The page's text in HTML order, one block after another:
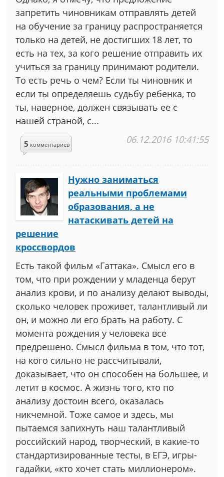
запретить чиновникам отправлять детей
на обучение за границу распространяется
только на детей, не достигших 18 лет, то
есть на тех, за кого решение отправить их
учиться за границу принимают родители.
То есть речь о чем? Если ты чиновник и
если ты определяешь судьбу ребенка, то
ты, наверное, должен связывать ее с
нашей страной, с...
5 комментариев 06.12.2016 10:41:55
Нужно заниматься
реальными проблемами
образования, а не
натаскивать детей на
решение
кроссвордов
Есть такой фильм «Гаттака». Смысл его в
том, что при рождении у младенца берут
анализ крови, и по анализу делают выводы,
сколько человек проживет, талантливый ли
он, и можно ли его брать на работу. С
момента рождения у человека все
предрешено. Смысл фильма в том, что тот,
на кого сильно не рассчитывали,
доказывает, что он способен на большее, и
летит в космос. А жизнь того, кто по
анализу достоин всего, оказалась
никчемной. Тоже самое и здесь, мы
пытаемся запихнуть наш талантливый
российский народ, творческий, в какие-то
стандартизированные тесты, в ЕГЭ, игры-
гадайки, «кто хочет стать миллионером».